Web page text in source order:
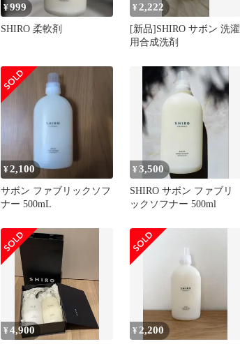
¥999
SHIRO 柔軟剤
¥ 2,222
[新品]SHIRO サボン 洗濯
用合成洗剤
¥2,100
サボン ファブリックソフ
ナー 500mL
¥3,500
SHIRO サボン ファブリ
ックソフナー 500ml
¥4,900 ¥2,200